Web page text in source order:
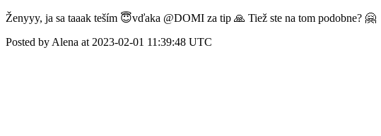
Ženyyy, ja sa taaak teším 😇vďaka @DOMI za tip 🙏 Tiež ste na tom podobne? 🤗
Posted by Alena at 2023-02-01 11:39:48 UTC